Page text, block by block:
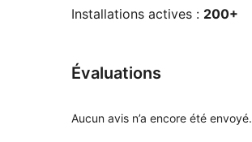
Installations actives : 200+
Évaluations
Aucun avis n’a encore été envoyé.